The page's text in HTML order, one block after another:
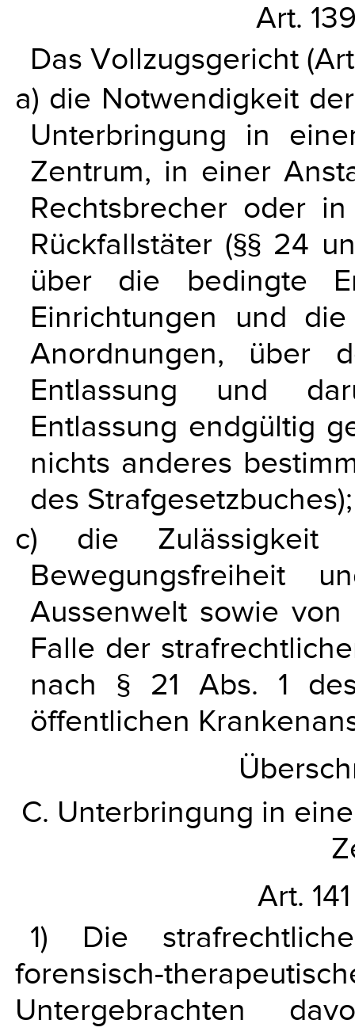
Art.
Das Vollzugsgericht
a) die Notwendigkeit
Unterbringung in
Zentrum, in einer
Rechtsbrecher oder
Rückfallstäter (§§ 24
über die bedingte
Einrichtungen und
Anordnungen, über
Entlassung und
Entlassung endgültig
nichts anderes
des Strafgesetzbuches);
c) die Zulässigkeit
Bewegungsfreiheit
Aussenwelt sowie von
Falle der
nach § 21 Abs. 1
öffentlichen
C. Unterbringung in
Art.
1) Die
forensisch-
Untergebrachten